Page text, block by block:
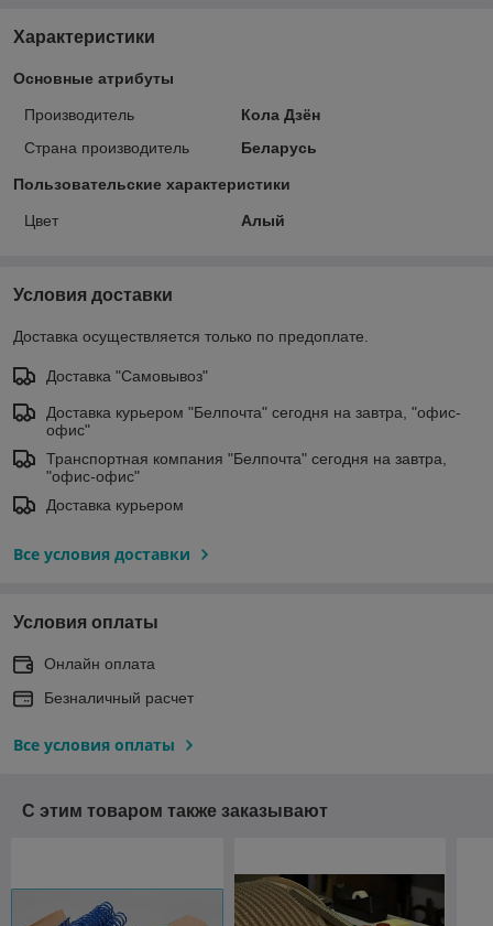
Характеристики
Основные атрибуты
Производитель
Кола Дзён
Страна производитель
Беларусь
Пользовательские характеристики
Цвет Алый
Условия доставки
Доставка осуществляется только по предоплате.
Доставка "Самовывоз"
Доставка курьером "Белпочта" сегодня на завтра, "офис-
офис"
Транспортная компания "Белпочта" сегодня на завтра,
"офис-офис"
Доставка курьером
Все условия доставки
Условия оплаты
Онлайн оплата
Безналичный расчет
Все условия оплаты
С этим товаром также заказывают